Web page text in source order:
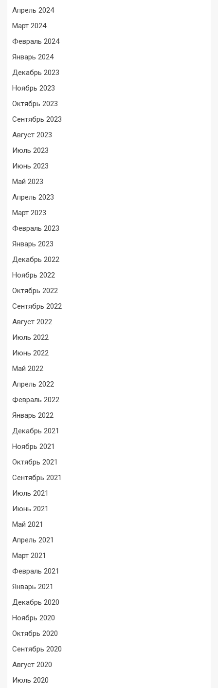
Апрель 2024
Март 2024
Февраль 2024
Январь 2024
Декабрь 2023
Ноябрь 2023
Октябрь 2023
Сентябрь 2023
Август 2023
Июль 2023
Июнь 2023
Май 2023
Апрель 2023
Март 2023
Февраль 2023
Январь 2023
Декабрь 2022
Ноябрь 2022
Октябрь 2022
Сентябрь 2022
Август 2022
Июль 2022
Июнь 2022
Май 2022
Апрель 2022
Февраль 2022
Январь 2022
Декабрь 2021
Ноябрь 2021
Октябрь 2021
Сентябрь 2021
Июль 2021
Июнь 2021
Май 2021
Апрель 2021
Март 2021
Февраль 2021
Январь 2021
Декабрь 2020
Ноябрь 2020
Октябрь 2020
Сентябрь 2020
Август 2020
Июль 2020